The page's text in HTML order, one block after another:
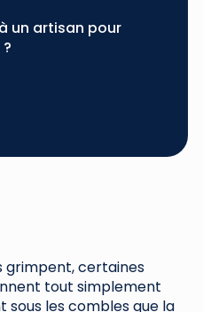
un artisan pour
grimpent, certaines
tout simplement
sous les combles que la